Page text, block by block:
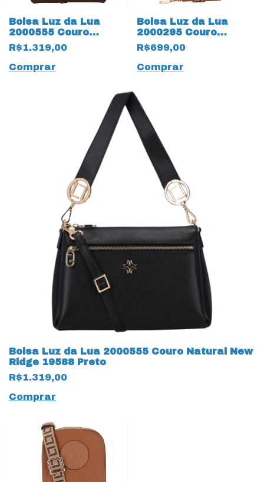
Bolsa Luz da Lua
2000555 Couro
Natural Atacama
19593 Trufa
R$1.319,00
Comprar
Bolsa Luz da Lua
2000295 Couro
Natural
Montenapoleone
19595 Ambar
R$699,00
Comprar
Bolsa Luz da Lua 2000555 Couro Natural New
Ridge 19588 Preto
R$1.319,00
Comprar